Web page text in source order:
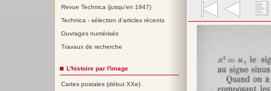
Revue Technica (jusqu'en 1947)
Technica - sélection d'articles récents
Ouvrages numérisés
Travaux de recherche
L'histoire par l'image
Cartes postales (début XXe)